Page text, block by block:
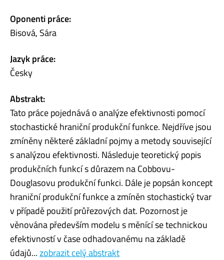
Oponenti práce:
Bisová, Sára
Jazyk práce:
Česky
Abstrakt:
Tato práce pojednává o analýze efektivnosti pomocí
stochastické hraniční produkční funkce. Nejdříve jsou
zmíněny některé základní pojmy a metody související
s analýzou efektivnosti. Následuje teoretický popis
produkčních funkcí s důrazem na Cobbovu-
Douglasovu produkční funkci. Dále je popsán koncept
hraniční produkční funkce a zmíněn stochastický tvar
v případě použití průřezových dat. Pozornost je
věnována především modelu s měnící se technickou
efektivností v čase odhadovanému na základě
údajů...zobrazit celý abstrakt